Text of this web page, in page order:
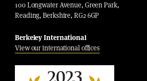
100 Longwater Avenue, Green Park,
Reading, Berkshire, RG2 6GP
Berkeley International
View our international offices